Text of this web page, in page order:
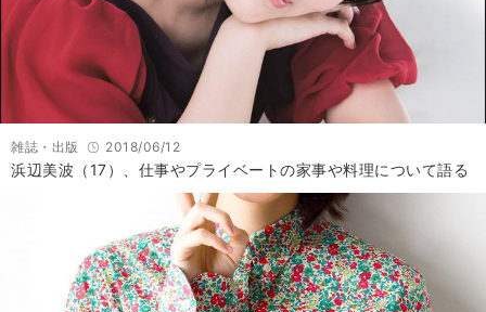
雑誌・出版 2018/06/12
浜辺美波（17）、仕事やプライベートの家事や料理について語る